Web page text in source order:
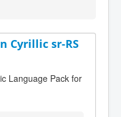
Cyrillic sr-RS
Language Pack for